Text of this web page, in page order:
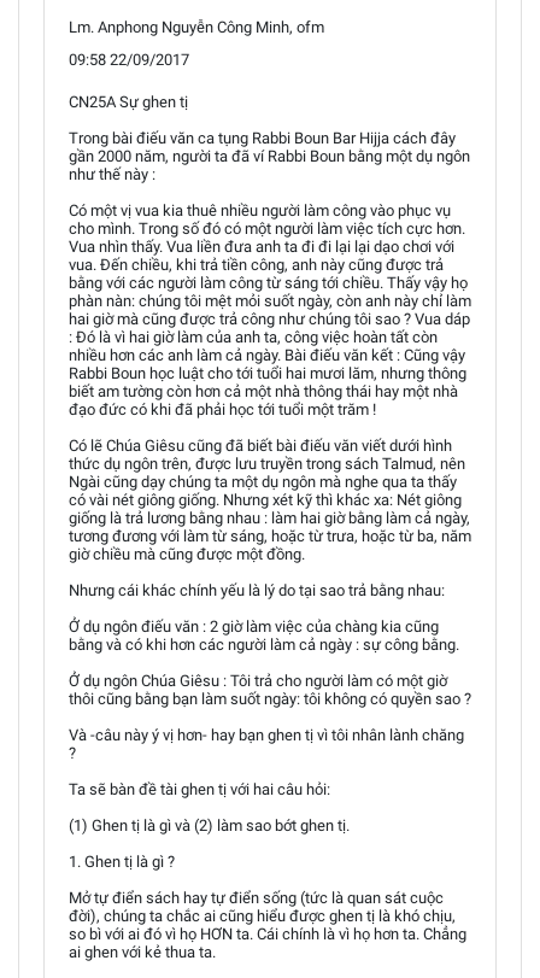
Lm. Anphong Nguyễn Công Minh, ofm
09:58 22/09/2017
CN25A Sự ghen tị
Trong bài điếu văn ca tụng Rabbi Boun Bar Hijja cách đây
gần 2000 năm, người ta đã ví Rabbi Boun bằng một dụ ngôn
như thế này :
Có một vị vua kia thuê nhiều người làm công vào phục vụ
cho mình. Trong số đó có một người làm việc tích cực hơn.
Vua nhìn thấy. Vua liền đưa anh ta đi đi lại lại dạo chơi với
vua. Đến chiều, khi trả tiền công, anh này cũng được trả
bằng với các người làm công từ sáng tới chiều. Thấy vậy họ
phàn nàn: chúng tôi mệt mỏi suốt ngày, còn anh này chỉ làm
hai giờ mà cũng được trả công như chúng tôi sao ? Vua dáp
: Đó là vì hai giờ làm của anh ta, công việc hoàn tất còn
nhiều hơn các anh làm cả ngày. Bài điếu văn kết : Cũng vậy
Rabbi Boun học luật cho tới tuổi hai mươi lăm, nhưng thông
biết am tường còn hơn cả một nhà thông thái hay một nhà
đạo đức có khi đã phải học tới tuổi một trăm !
Có lẽ Chúa Giêsu cũng đã biết bài điếu văn viết dưới hình
thức dụ ngôn trên, được lưu truyền trong sách Talmud, nên
Ngài cũng dạy chúng ta một dụ ngôn mà nghe qua ta thấy
có vài nét giông giống. Nhưng xét kỹ thì khác xa: Nét giông
giống là trả lương bằng nhau : làm hai giờ bằng làm cả ngày,
tương đương với làm từ sáng, hoặc từ trưa, hoặc từ ba, năm
giờ chiều mà cũng được một đồng.
Nhưng cái khác chính yếu là lý do tại sao trả bằng nhau:
Ở dụ ngôn điếu văn : 2 giờ làm việc của chàng kia cũng
bằng và có khi hơn các người làm cả ngày : sự công bằng.
Ở dụ ngôn Chúa Giêsu : Tôi trả cho người làm có một giờ
thôi cũng bằng bạn làm suốt ngày: tôi không có quyền sao ?
Và -câu này ý vị hơn- hay bạn ghen tị vì tôi nhân lành chăng
?
Ta sẽ bàn đề tài ghen tị với hai câu hỏi:
(1) Ghen tị là gì và (2) làm sao bớt ghen tị.
1. Ghen tị là gì ?
Mở tự điển sách hay tự điển sống (tức là quan sát cuộc
đời), chúng ta chắc ai cũng hiểu được ghen tị là khó chịu,
so bì với ai đó vì họ HƠN ta. Cái chính là vì họ hơn ta. Chẳng
ai ghen với kẻ thua ta.